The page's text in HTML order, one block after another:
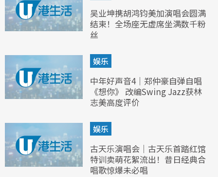
吴业坤携胡鸿钧美加演唱会圆满
结束！全场座无虚席坐满数千粉
丝
娱乐
中年好声音4｜郑仲豪自弹自唱
《想你》 改编Swing Jazz获林
志美高度评价
娱乐
古天乐演唱会｜古天乐首踏红馆
特训卖萌花絮流出！昔日经典合
唱歌惊爆未必唱